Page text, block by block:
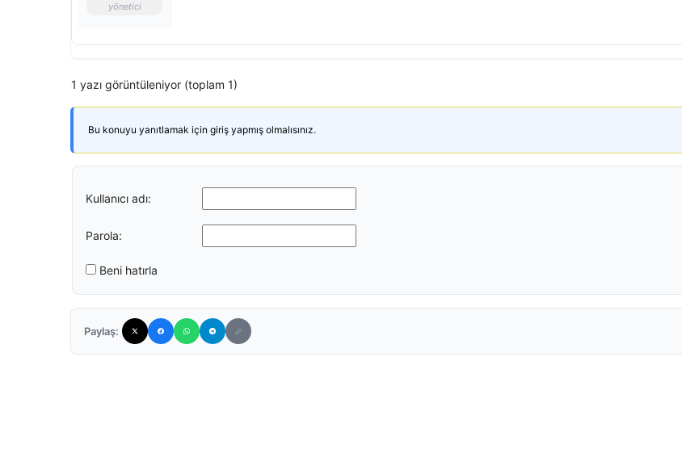
yönetici
1 yazı görüntüleniyor (toplam 1)
Bu konuyu yanıtlamak için giriş yapmış olmalısınız.
Kullanıcı adı:
Parola:
Beni hatırla
Paylaş: